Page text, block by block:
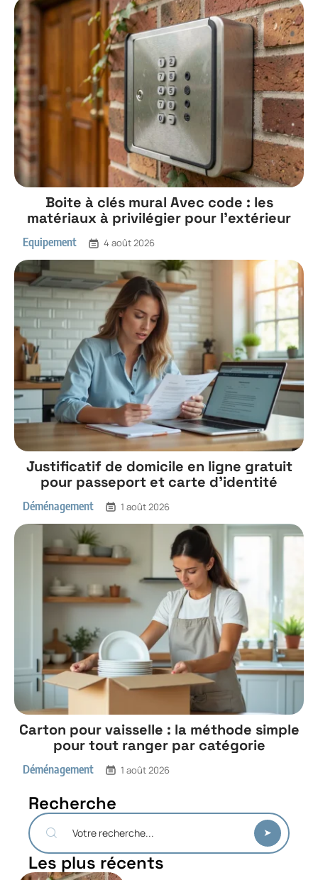
Boite à clés mural Avec code : les
matériaux à privilégier pour l’extérieur
Equipement 4 août 2026
Justificatif de domicile en ligne gratuit
pour passeport et carte d’identité
Déménagement 1 août 2026
Carton pour vaisselle : la méthode simple
pour tout ranger par catégorie
Déménagement 1 août 2026
Recherche
Les plus récents